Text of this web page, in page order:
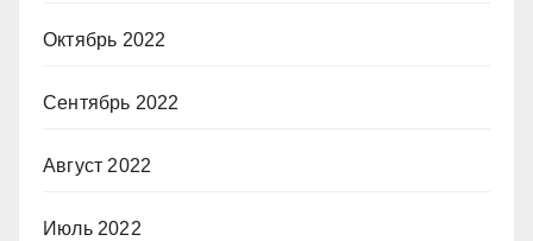
Октябрь 2022
Сентябрь 2022
Август 2022
Июль 2022